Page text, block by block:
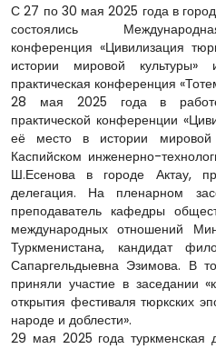
С 27 по 30 мая 2025 года в
состоялись
конференция «Цивилизация
истории мировой
практическая конференция
28 мая 2025 года в
практической конференции
её место в истории мировой
Каспийском инженерно-
Ш.Есенова в городе Актау,
делегация. На пленарном
преподаватель кафедры
международных отношений
Туркменистана, кандидат
Сапаргельдыевна Эзимова. В
приняли участие в заседании
открытия фестиваля тюркских
народе и доблести».
29 мая 2025 года туркменская